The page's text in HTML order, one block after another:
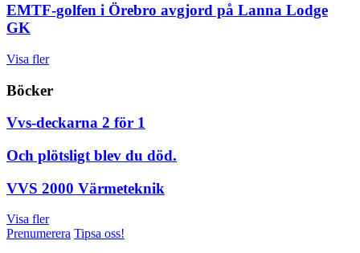
EMTF-golfen i Örebro avgjord på Lanna Lodge
GK
Visa fler
Böcker
Vvs-deckarna 2 för 1
Och plötsligt blev du död.
VVS 2000 Värmeteknik
Visa fler
Prenumerera Tipsa oss!